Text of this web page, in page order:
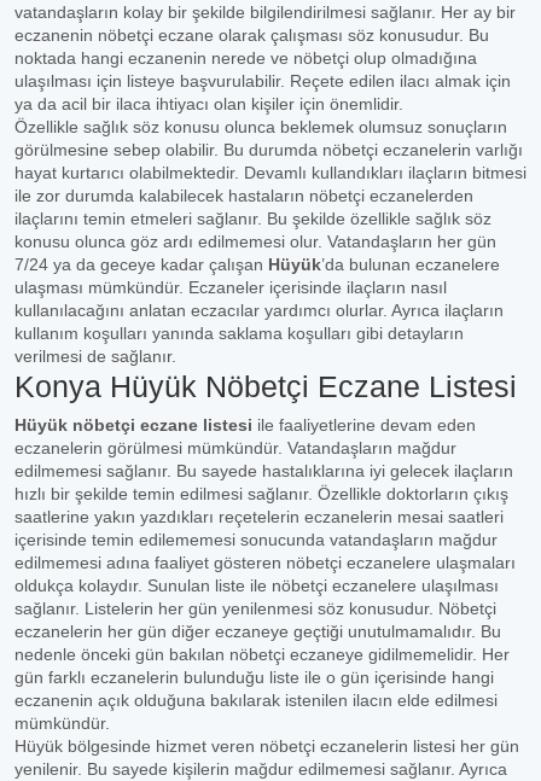
vatandaşların kolay bir şekilde bilgilendirilmesi sağlanır. Her ay bir
eczanenin nöbetçi eczane olarak çalışması söz konusudur. Bu
noktada hangi eczanenin nerede ve nöbetçi olup olmadığına
ulaşılması için listeye başvurulabilir. Reçete edilen ilacı almak için
ya da acil bir ilaca ihtiyacı olan kişiler için önemlidir.
Özellikle sağlık söz konusu olunca beklemek olumsuz sonuçların
görülmesine sebep olabilir. Bu durumda nöbetçi eczanelerin varlığı
hayat kurtarıcı olabilmektedir. Devamlı kullandıkları ilaçların bitmesi
ile zor durumda kalabilecek hastaların nöbetçi eczanelerden
ilaçlarını temin etmeleri sağlanır. Bu şekilde özellikle sağlık söz
konusu olunca göz ardı edilmemesi olur. Vatandaşların her gün
7/24 ya da geceye kadar çalışan Hüyük’da bulunan eczanelere
ulaşması mümkündür. Eczaneler içerisinde ilaçların nasıl
kullanılacağını anlatan eczacılar yardımcı olurlar. Ayrıca ilaçların
kullanım koşulları yanında saklama koşulları gibi detayların
verilmesi de sağlanır.
Konya Hüyük Nöbetçi Eczane Listesi
Hüyük nöbetçi eczane listesi ile faaliyetlerine devam eden
eczanelerin görülmesi mümkündür. Vatandaşların mağdur
edilmemesi sağlanır. Bu sayede hastalıklarına iyi gelecek ilaçların
hızlı bir şekilde temin edilmesi sağlanır. Özellikle doktorların çıkış
saatlerine yakın yazdıkları reçetelerin eczanelerin mesai saatleri
içerisinde temin edilememesi sonucunda vatandaşların mağdur
edilmemesi adına faaliyet gösteren nöbetçi eczanelere ulaşmaları
oldukça kolaydır. Sunulan liste ile nöbetçi eczanelere ulaşılması
sağlanır. Listelerin her gün yenilenmesi söz konusudur. Nöbetçi
eczanelerin her gün diğer eczaneye geçtiği unutulmamalıdır. Bu
nedenle önceki gün bakılan nöbetçi eczaneye gidilmemelidir. Her
gün farklı eczanelerin bulunduğu liste ile o gün içerisinde hangi
eczanenin açık olduğuna bakılarak istenilen ilacın elde edilmesi
mümkündür.
Hüyük bölgesinde hizmet veren nöbetçi eczanelerin listesi her gün
yenilenir. Bu sayede kişilerin mağdur edilmemesi sağlanır. Ayrıca